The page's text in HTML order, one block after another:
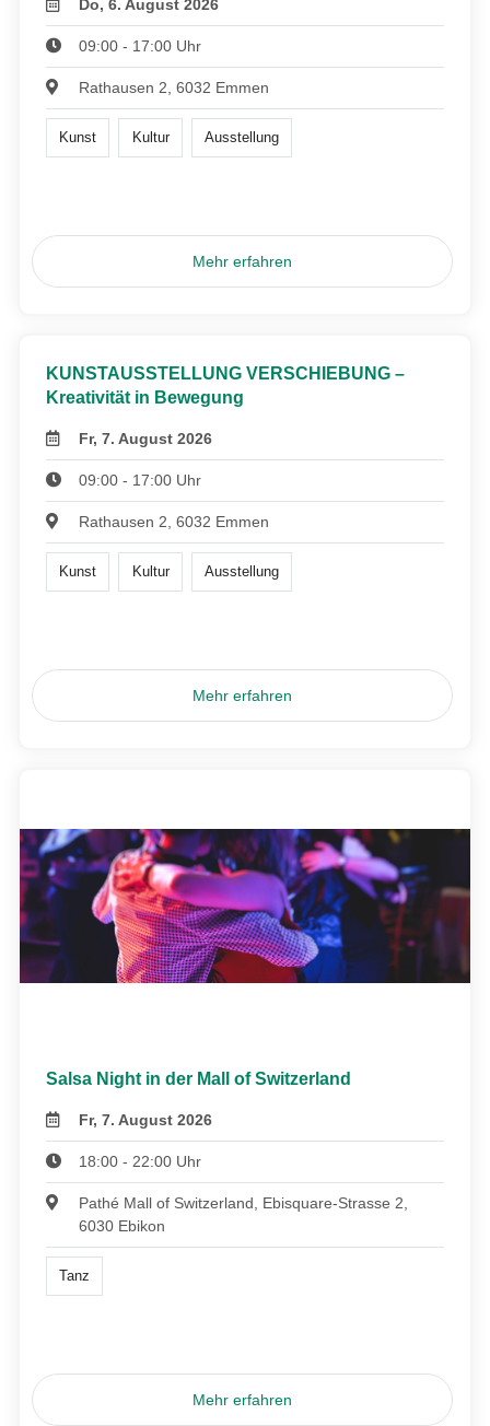
Do, 6. August 2026
09:00 - 17:00 Uhr
Rathausen 2, 6032 Emmen
Kunst Kultur Ausstellung
Mehr erfahren
KUNSTAUSSTELLUNG VERSCHIEBUNG –
Kreativität in Bewegung
Fr, 7. August 2026
09:00 - 17:00 Uhr
Rathausen 2, 6032 Emmen
Kunst Kultur Ausstellung
Mehr erfahren
Salsa Night in der Mall of Switzerland
Fr, 7. August 2026
18:00 - 22:00 Uhr
Pathé Mall of Switzerland, Ebisquare-Strasse 2,
6030 Ebikon
Tanz
Mehr erfahren